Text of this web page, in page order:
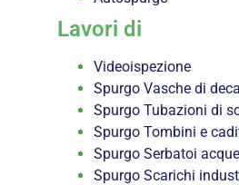
Lavori di
Videoispezione
Spurgo Vasche di
Spurgo Tubazioni di
Spurgo Tombini e
Spurgo Serbatoi
Spurgo Scarichi